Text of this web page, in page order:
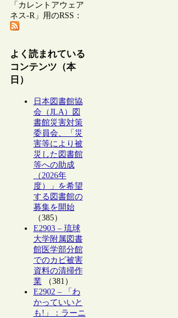
「カレントアウェア
ネス-R」用のRSS：
よく読まれている
コンテンツ（本
日）
日本図書館協
会（JLA）図
書館災害対策
委員会、「災
害等により被
災した図書館
等への助成
（2026年
度）」を希望
する図書館の
募集を開始
（385）
E2903 – 琉球
大学附属図書
館医学部分館
でのカビ被害
資料の清掃作
業（381）
E2902 – 「わ
かっていいと
も!」：ラーニ